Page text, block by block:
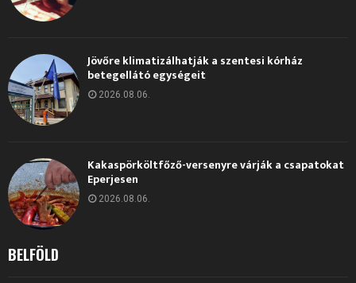
Jövőre klimatizálhatják a szentesi kórház
betegellátó egységeit
2026.08.06.
Kakaspörköltfőző-versenyre várják a csapatokat
Eperjesen
2026.08.06.
BELFÖLD